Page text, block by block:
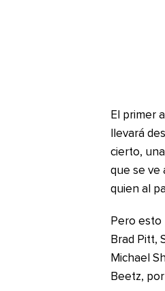
El primer
llevará
cierto,
que se ve
quien al
Pero esto
Brad Pitt,
Michael
Beetz,